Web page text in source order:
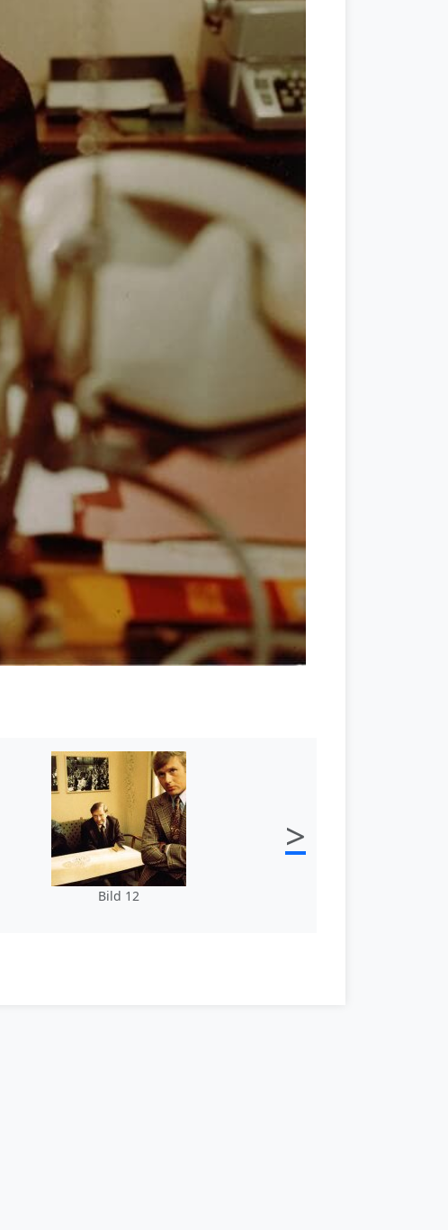
Bild 12
>